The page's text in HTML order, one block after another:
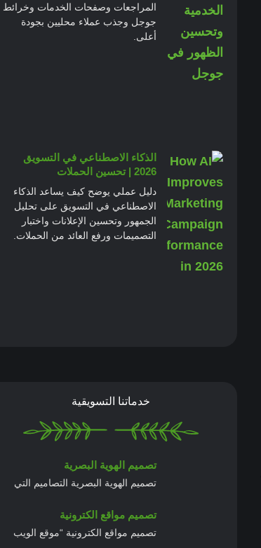
المراجعات وصفحات الخدمات وخرائط
جوجل وجذب عملاء محليين بجودة
أعلى.
الذكاء الاصطناعي في التسويق
2026 | تحسين الحملات
دليل عملي يوضح كيف يساعد الذكاء
الاصطناعي في التسويق على تحليل
الجمهور وتحسين الإعلانات واختبار
التصميمات ورفع العائد من الحملات.
خدماتنا التسويقية
تصميم الهوية البصرية
تصميم الهوية البصرية التصاميم التي
تصميم مواقع الكترونية
تصميم مواقع الكترونية “موقع الويب